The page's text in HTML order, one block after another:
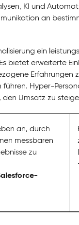
KI und
an
ein
bietet erweiterte
Erfahrungen
Hyper-
Umsatz zu
an, durch
messbaren
zu